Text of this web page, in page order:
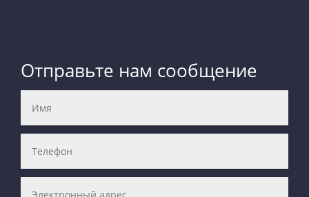
Отправьте нам сообщение